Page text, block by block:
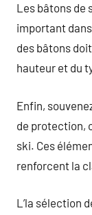
Les bâtons de
important
des bâtons
hauteur et du
Enfin,
de protection,
ski. Ces
renforcent la
L’la sélection